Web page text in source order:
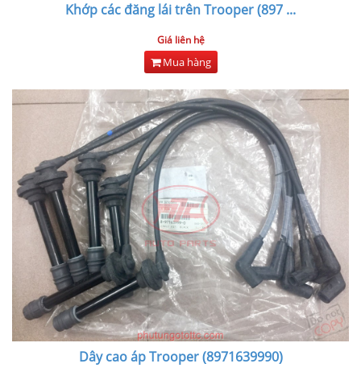
Khớp các đăng lái trên Trooper (897 ...
Giá liên hệ
Mua hàng
Dây cao áp Trooper (8971639990)